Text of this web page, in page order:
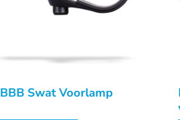
BBB Swat Voorlamp